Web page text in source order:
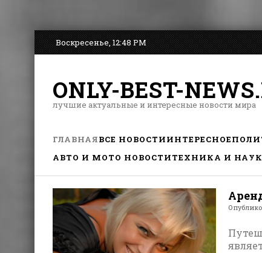
Воскресенье, 12:48 PM
ONLY-BEST-
лучшие актуальные и интересные новости мира
ГЛАВНАЯВСЕ НОВОСТИИНТЕРЕСНОЕ
АВТО И МОТО НОВОСТИТЕХНИКА И